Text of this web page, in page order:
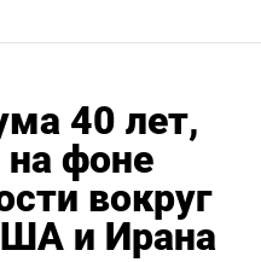
40 лет,
на фоне
вокруг
и Ирана